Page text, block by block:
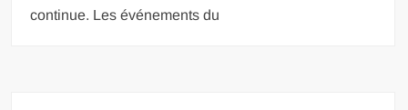
continue. Les événements du